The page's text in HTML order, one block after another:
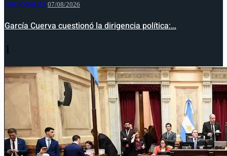
NACIONALES 07/08/2026
García Cuerva cuestionó la dirigencia política:…
1